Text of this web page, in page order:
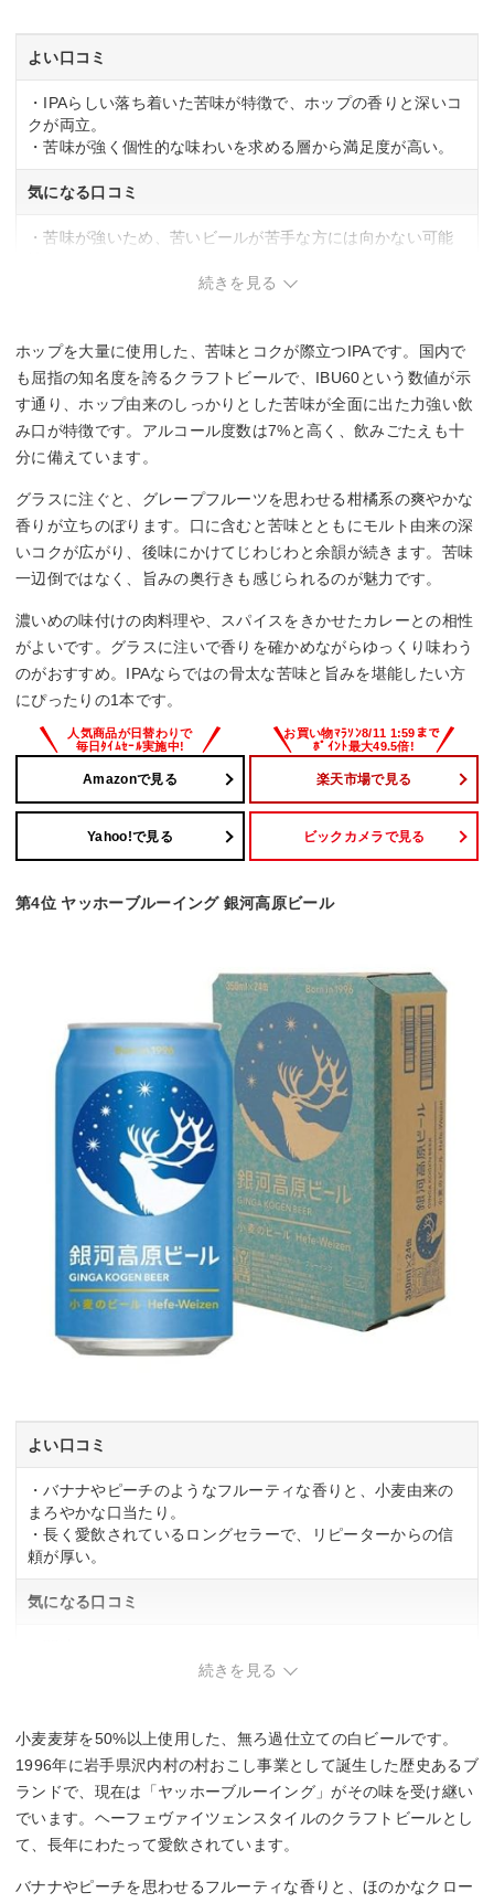
よい口コミ
・IPAらしい落ち着いた苦味が特徴で、ホップの香りと深いコ
クが両立。
・苦味が強く個性的な味わいを求める層から満足度が高い。
気になる口コミ
・苦味が強いため、苦いビールが苦手な方には向かない可能
続きを見る
ホップを大量に使用した、苦味とコクが際立つIPAです。国内で
も屈指の知名度を誇るクラフトビールで、IBU60という数値が示
す通り、ホップ由来のしっかりとした苦味が全面に出た力強い飲
み口が特徴です。アルコール度数は7%と高く、飲みごたえも十
分に備えています。
グラスに注ぐと、グレープフルーツを思わせる柑橘系の爽やかな
香りが立ちのぼります。口に含むと苦味とともにモルト由来の深
いコクが広がり、後味にかけてじわじわと余韻が続きます。苦味
一辺倒ではなく、旨みの奥行きも感じられるのが魅力です。
濃いめの味付けの肉料理や、スパイスをきかせたカレーとの相性
がよいです。グラスに注いで香りを確かめながらゆっくり味わう
のがおすすめ。IPAならではの骨太な苦味と旨みを堪能したい方
にぴったりの1本です。
Amazonで見る 楽天市場で見る
Yahoo!で見る ビックカメラで見る
第4位 ヤッホーブルーイング 銀河高原ビール
よい口コミ
・バナナやピーチのようなフルーティな香りと、小麦由来の
まろやかな口当たり。
・長く愛飲されているロングセラーで、リピーターからの信
頼が厚い。
気になる口コミ
続きを見る
小麦麦芽を50%以上使用した、無ろ過仕立ての白ビールです。
1996年に岩手県沢内村の村おこし事業として誕生した歴史あるブ
ランドで、現在は「ヤッホーブルーイング」がその味を受け継い
でいます。ヘーフェヴァイツェンスタイルのクラフトビールとし
て、長年にわたって愛飲されています。
バナナやピーチを思わせるフルーティな香りと、ほのかなクロー